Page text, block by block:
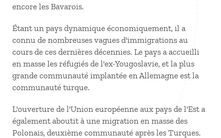
encore les Bavarois.
Étant un pays dynamique économiquement, il a
connu de nombreuses vagues d'immigrations au
cours de ces dernières décennies. Le pays a accueilli
en masse les réfugiés de l'ex-Yougoslavie, et la plus
grande communauté implantée en Allemagne est la
communauté turque.
L'ouverture de l'Union européenne aux pays de l'Est a
également aboutit à une migration en masse des
Polonais, deuxième communauté après les Turques.